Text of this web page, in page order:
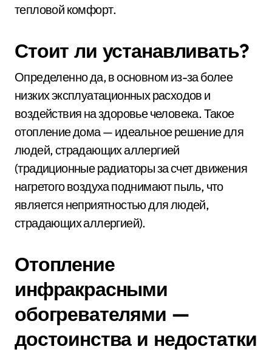
тепловой комфорт.
Стоит ли устанавливать?
Определенно да, в основном из-за более
низких эксплуатационных расходов и
воздействия на здоровье человека. Такое
отопление дома — идеальное решение для
людей, страдающих аллергией
(традиционные радиаторы за счет движения
нагретого воздуха поднимают пыль, что
является неприятностью для людей,
страдающих аллергией).
Отопление
инфракрасными
обогревателями —
достоинства и недостатки